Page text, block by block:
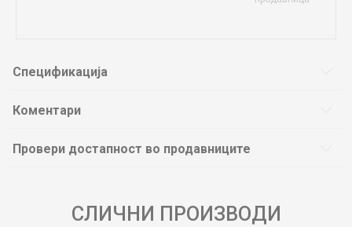
Спецификација
Коментари
Провери достапност во продавниците
СЛИЧНИ ПРОИЗВОДИ